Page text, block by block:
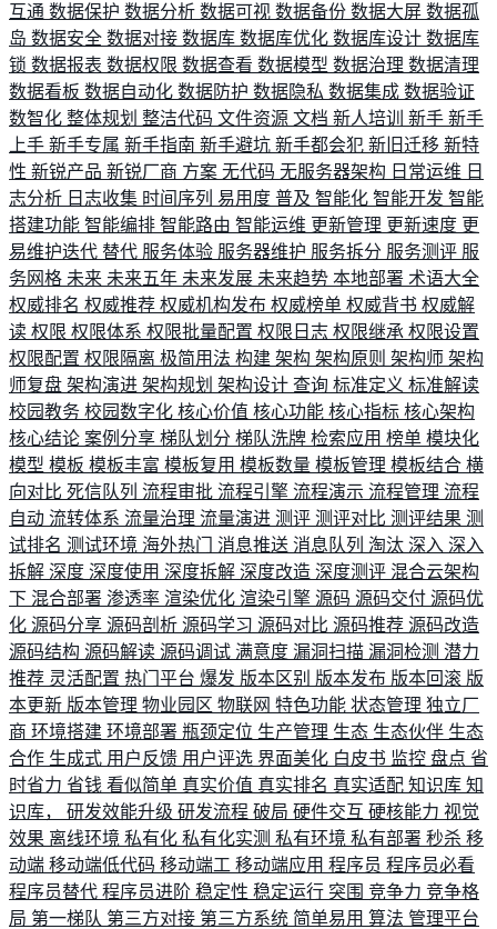
互通 数据保护 数据分析 数据可视 数据备份 数据大屏 数据孤
岛 数据安全 数据对接 数据库 数据库优化 数据库设计 数据库
锁 数据报表 数据权限 数据查看 数据模型 数据治理 数据清理
数据看板 数据自动化 数据防护 数据隐私 数据集成 数据验证
数智化 整体规划 整洁代码 文件资源 文档 新人培训 新手 新手
上手 新手专属 新手指南 新手避坑 新手都会犯 新旧迁移 新特
性 新锐产品 新锐厂商 方案 无代码 无服务器架构 日常运维 日
志分析 日志收集 时间序列 易用度 普及 智能化 智能开发 智能
搭建功能 智能编排 智能路由 智能运维 更新管理 更新速度 更
易维护迭代 替代 服务体验 服务器维护 服务拆分 服务测评 服
务网格 未来 未来五年 未来发展 未来趋势 本地部署 术语大全
权威排名 权威推荐 权威机构发布 权威榜单 权威背书 权威解
读 权限 权限体系 权限批量配置 权限日志 权限继承 权限设置
权限配置 权限隔离 极简用法 构建 架构 架构原则 架构师 架构
师复盘 架构演进 架构规划 架构设计 查询 标准定义 标准解读
校园教务 校园数字化 核心价值 核心功能 核心指标 核心架构
核心结论 案例分享 梯队划分 梯队洗牌 检索应用 榜单 模块化
模型 模板 模板丰富 模板复用 模板数量 模板管理 模板结合 横
向对比 死信队列 流程审批 流程引擎 流程演示 流程管理 流程
自动 流转体系 流量治理 流量演进 测评 测评对比 测评结果 测
试排名 测试环境 海外热门 消息推送 消息队列 淘汰 深入 深入
拆解 深度 深度使用 深度拆解 深度改造 深度测评 混合云架构
下 混合部署 渗透率 渲染优化 渲染引擎 源码 源码交付 源码优
化 源码分享 源码剖析 源码学习 源码对比 源码推荐 源码改造
源码结构 源码解读 源码调试 满意度 漏洞扫描 漏洞检测 潜力
推荐 灵活配置 热门平台 爆发 版本区别 版本发布 版本回滚 版
本更新 版本管理 物业园区 物联网 特色功能 状态管理 独立厂
商 环境搭建 环境部署 瓶颈定位 生产管理 生态 生态伙伴 生态
合作 生成式 用户反馈 用户评选 界面美化 白皮书 监控 盘点 省
时省力 省钱 看似简单 真实价值 真实排名 真实适配 知识库 知
识库， 研发效能升级 研发流程 破局 硬件交互 硬核能力 视觉
效果 离线环境 私有化 私有化实测 私有环境 私有部署 秒杀 移
动端 移动端低代码 移动端工 移动端应用 程序员 程序员必看
程序员替代 程序员进阶 稳定性 稳定运行 突围 竞争力 竞争格
局 第一梯队 第三方对接 第三方系统 简单易用 算法 管理平台